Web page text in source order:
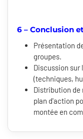
6 – Conclusion
Présentation
groupes.
Discussion
(techniques,
Distribution de
plan d'action
montée en